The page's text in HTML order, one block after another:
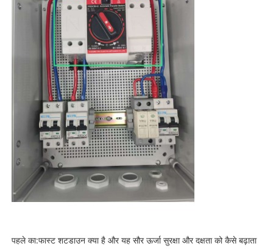
पहले का:फास्ट शटडाउन क्या है और यह सौर ऊर्जा सुरक्षा और दक्षता को कैसे बढ़ाता